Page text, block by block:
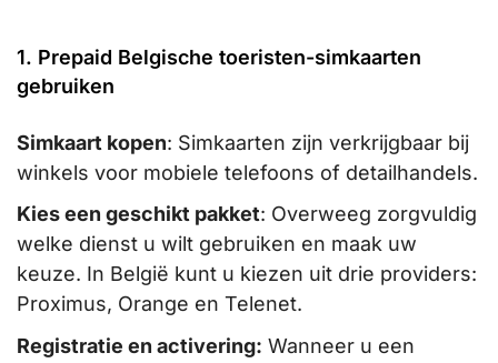
1. Prepaid Belgische toeristen-simkaarten
gebruiken
Simkaart kopen: Simkaarten zijn verkrijgbaar bij
winkels voor mobiele telefoons of detailhandels.
Kies een geschikt pakket: Overweeg zorgvuldig
welke dienst u wilt gebruiken en maak uw
keuze. In België kunt u kiezen uit drie providers:
Proximus, Orange en Telenet.
Registratie en activering: Wanneer u een